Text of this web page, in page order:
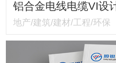
地产/建筑/建材/工程/环保